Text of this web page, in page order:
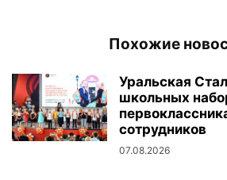
Похожие
Уральская
школьных
сотрудников
07.08.2026